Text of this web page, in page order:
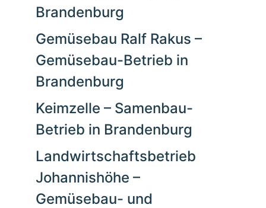
Brandenburg
Gemüsebau Ralf Rakus –
Gemüsebau-Betrieb in
Brandenburg
Keimzelle – Samenbau-
Betrieb in Brandenburg
Landwirtschaftsbetrieb
Johannishöhe –
Gemüsebau- und